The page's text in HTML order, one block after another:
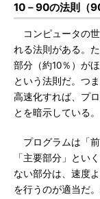
10－90の法則（
コンピュータの
れる法則がある。
部分（約10％）が
という法則だ。つ
高速化すれば、プ
とを暗示している。
プログラムは「
「主要部分」とい
ない部分は、速度
を行うのが適当だ